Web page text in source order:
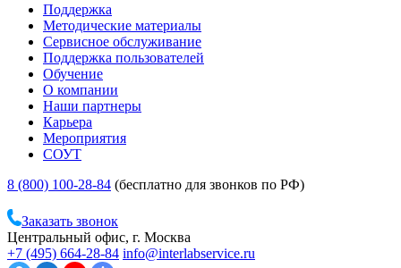
Поддержка
Методические материалы
Сервисное обслуживание
Поддержка пользователей
Обучение
О компании
Наши партнеры
Карьера
Мероприятия
СОУТ
8 (800) 100-28-84 (бесплатно для звонков по РФ)
Заказать звонок
Центральный офис, г. Москва
+7 (495) 664-28-84 info@interlabservice.ru